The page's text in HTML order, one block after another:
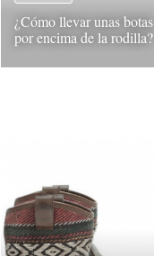
¿Cómo llevar unas botas
por encima de la rodilla?